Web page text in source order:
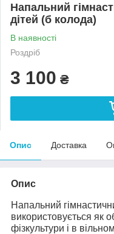
Напальний
дітей (б колода)
В наявності
Роздріб
3 100 ₴
Опис Доставка
Опис
Напальний
використовується як
фізкультури і в